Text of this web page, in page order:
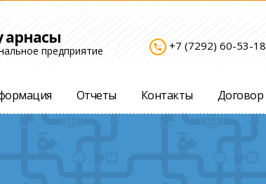
арнасы
предприятие settings_phone +7 (7292) 60-53-18
Отчеты Контакты Договор